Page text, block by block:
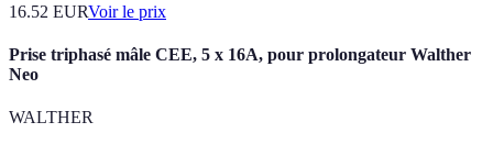
16.52 EURVoir le prix
Prise triphasé mâle CEE, 5 x 16A, pour prolongateur Walther
Neo
WALTHER